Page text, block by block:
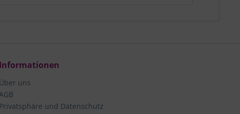
Informationen
Über uns
Privatsphäre und Datenschutz